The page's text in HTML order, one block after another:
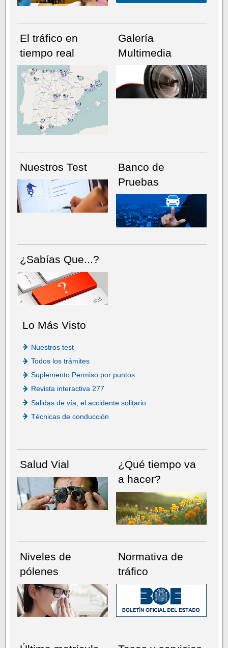
NÚMERO ACTUALHEMEROTECA
El tráfico en
tiempo real
Galería
Multimedia
Nuestros Test
Banco de
Pruebas
¿Sabías Que...?
Lo Más Visto
Nuestros test
Todos los trámites
Suplemento Permiso por puntos
Revista interactiva 277
Salidas de vía, el accidente solitario
Técnicas de conducción
Salud Vial
¿Qué tiempo va
a hacer?
Niveles de
pólenes
Normativa de
tráfico